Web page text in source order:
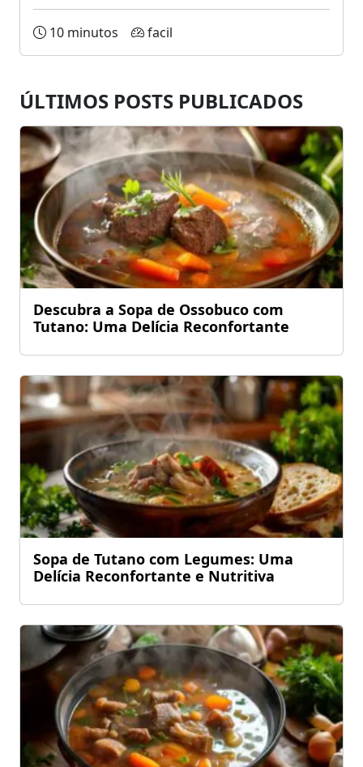
10 minutos facil
ÚLTIMOS POSTS PUBLICADOS
Descubra a Sopa de Ossobuco com
Tutano: Uma Delícia Reconfortante
Sopa de Tutano com Legumes: Uma
Delícia Reconfortante e Nutritiva